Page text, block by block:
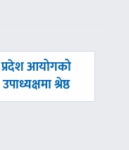
अघिल्लाे
-
प्रदेश आयोगको
उपाध्यक्षमा श्रेष्ठ